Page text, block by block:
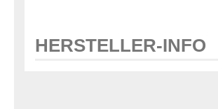
HERSTELLER-INFO